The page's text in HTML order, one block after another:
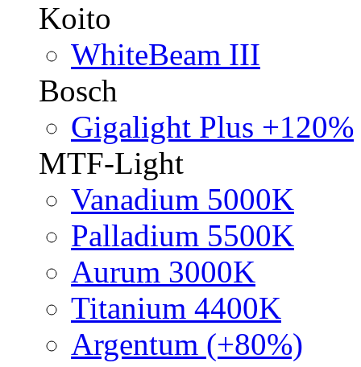
Koito
WhiteBeam III
Bosch
Gigalight Plus +120%
MTF-Light
Vanadium 5000K
Palladium 5500K
Aurum 3000K
Titanium 4400K
Argentum (+80%)